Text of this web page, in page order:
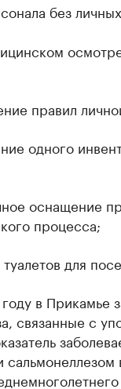
без
правил
одного
оснащение
процесса;
для
в Прикамье
связанные с